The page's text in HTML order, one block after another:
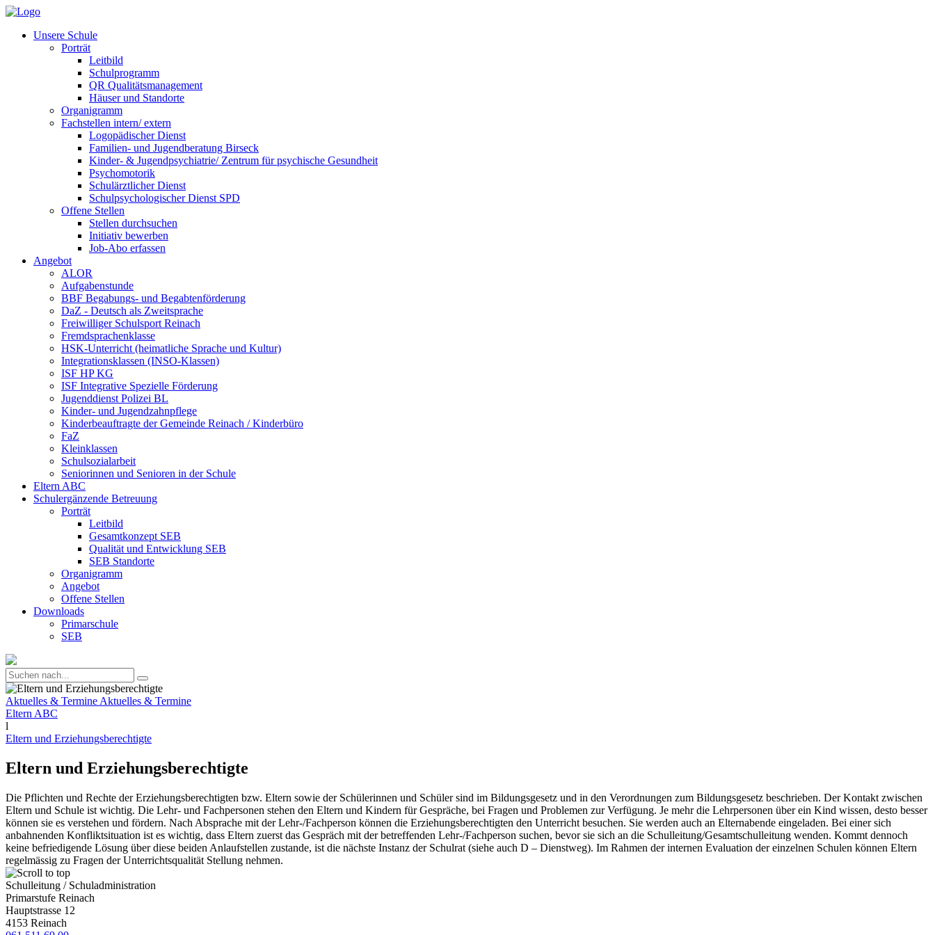
Unsere Schule
Porträt
Leitbild
Schulprogramm
QR Qualitätsmanagement
Häuser und Standorte
Organigramm
Fachstellen intern/ extern
Logopädischer Dienst
Familien- und Jugendberatung Birseck
Kinder- & Jugendpsychiatrie/ Zentrum für psychische Gesundheit
Psychomotorik
Schulärztlicher Dienst
Schulpsychologischer Dienst SPD
Offene Stellen
Stellen durchsuchen
Initiativ bewerben
Job-Abo erfassen
Angebot
ALOR
Aufgabenstunde
BBF Begabungs- und Begabtenförderung
DaZ - Deutsch als Zweitsprache
Freiwilliger Schulsport Reinach
Fremdsprachenklasse
HSK-Unterricht (heimatliche Sprache und Kultur)
Integrationsklassen (INSO-Klassen)
ISF HP KG
ISF Integrative Spezielle Förderung
Jugenddienst Polizei BL
Kinder- und Jugendzahnpflege
Kinderbeauftragte der Gemeinde Reinach / Kinderbüro
FaZ
Kleinklassen
Schulsozialarbeit
Seniorinnen und Senioren in der Schule
Eltern ABC
Schulergänzende Betreuung
Porträt
Leitbild
Gesamtkonzept SEB
Qualität und Entwicklung SEB
SEB Standorte
Organigramm
Angebot
Offene Stellen
Downloads
Primarschule
SEB
Aktuelles & Termine Aktuelles & Termine
Eltern ABC
l
Eltern und Erziehungsberechtigte
Eltern und Erziehungsberechtigte
Die Pflichten und Rechte der Erziehungsberechtigten bzw. Eltern sowie der Schülerinnen und Schüler sind im Bildungsgesetz und in den Verordnungen zum Bildungsgesetz beschrieben. Der Kontakt zwischen
Eltern und Schule ist wichtig. Die Lehr- und Fachpersonen stehen den Eltern und Kindern für Gespräche, bei Fragen und Problemen zur Verfügung. Je mehr die Lehrpersonen über ein Kind wissen, desto besser
können sie es verstehen und fördern. Nach Absprache mit der Lehr-/Fachperson können die Erziehungsberechtigten den Unterricht besuchen. Sie werden auch an Elternabende eingeladen. Bei einer sich
anbahnenden Konfliktsituation ist es wichtig, dass Eltern zuerst das Gespräch mit der betreffenden Lehr-/Fachperson suchen, bevor sie sich an die Schulleitung/Gesamtschulleitung wenden. Kommt dennoch
keine befriedigende Lösung über diese beiden Anlaufstellen zustande, ist die nächste Instanz der Schulrat (siehe auch D – Dienstweg). Im Rahmen der internen Evaluation der einzelnen Schulen können Eltern
regelmässig zu Fragen der Unterrichtsqualität Stellung nehmen.
Schulleitung / Schuladministration
Primarstufe Reinach
Hauptstrasse 12
4153 Reinach